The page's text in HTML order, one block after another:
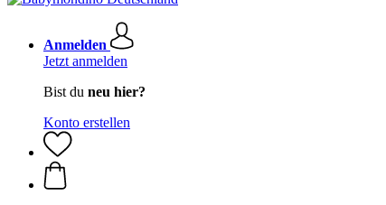
Anmelden
Jetzt anmelden
Bist du neu hier?
Konto erstellen